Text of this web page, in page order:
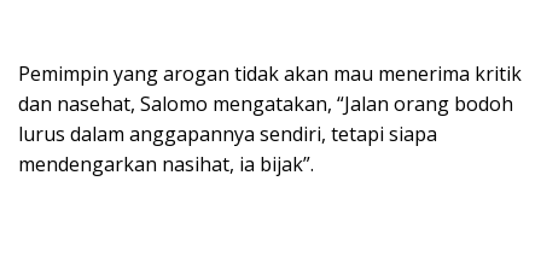
Pemimpin yang arogan tidak akan mau menerima kritik
dan nasehat, Salomo mengatakan, “Jalan orang bodoh
lurus dalam anggapannya sendiri, tetapi siapa
mendengarkan nasihat, ia bijak”.